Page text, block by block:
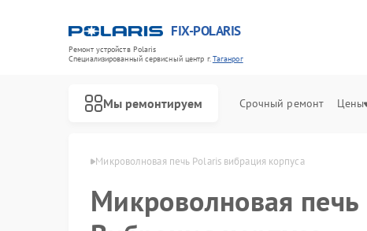
FIX-POLARIS
Ремонт устройств Polaris
Специализированный cервисный центр г.Таганрог
Мы ремонтируем Срочный ремонт Цены
в Таганроге Микроволновая печь Polaris вибрация корпуса
Микроволновая печь